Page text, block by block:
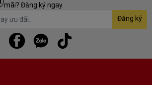
mãi? Đăng ký ngay.
Đăng ký